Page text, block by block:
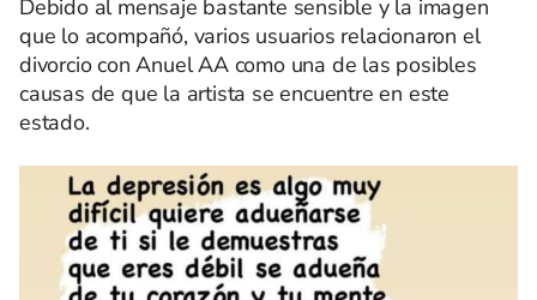
Debido al mensaje bastante sensible y la imagen
que lo acompañó, varios usuarios relacionaron el
divorcio con Anuel AA como una de las posibles
causas de que la artista se encuentre en este
estado.